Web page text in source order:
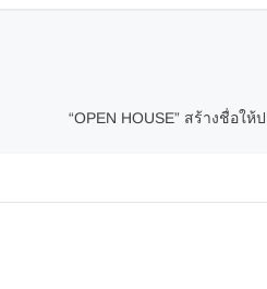
“OPEN HOUSE” สร้างชื่อใ